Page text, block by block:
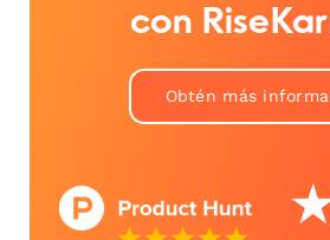
con
Obtén más